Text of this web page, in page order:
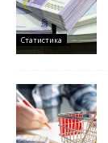
Статистика